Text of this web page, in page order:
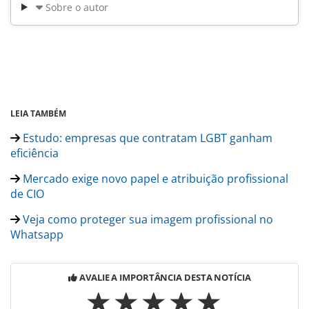
Sobre o autor
LEIA TAMBÉM
Estudo: empresas que contratam LGBT ganham
eficiência
Mercado exige novo papel e atribuição profissional
de CIO
Veja como proteger sua imagem profissional no
Whatsapp
AVALIE A IMPORTÂNCIA DESTA NOTÍCIA